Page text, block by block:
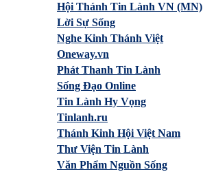
Hội Thánh Tin Lành VN (MN)
Lời Sự Sống
Nghe Kinh Thánh Việt
Oneway.vn
Phát Thanh Tin Lành
Sống Đạo Online
Tin Lành Hy Vọng
Tinlanh.ru
Thánh Kinh Hội Việt Nam
Thư Viện Tin Lành
Văn Phẩm Nguồn Sống